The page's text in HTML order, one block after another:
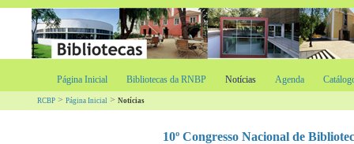
Página Inicial Bibliotecas da RNBP Notícias Agenda
RCBP > Página Inicial > Notícias
10º Congresso Nacional de